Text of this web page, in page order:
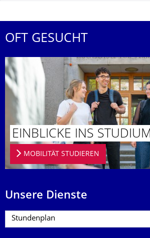
OFT GESUCHT
EINBLICKE INS STUDIUM
MOBILITÄT STUDIEREN
Unsere Dienste